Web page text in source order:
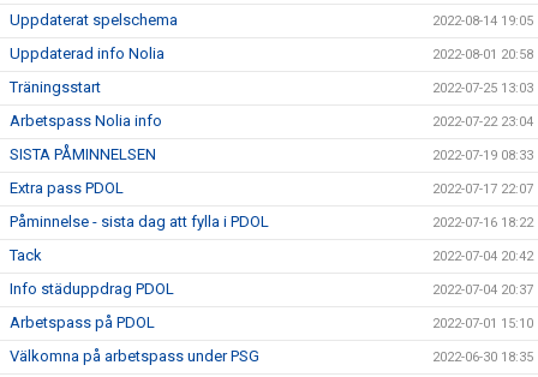
Uppdaterat spelschema 2022-08-14 19:05
Uppdaterad info Nolia 2022-08-01 20:58
Träningsstart 2022-07-25 13:03
Arbetspass Nolia info 2022-07-22 23:04
SISTA PÅMINNELSEN 2022-07-19 08:33
Extra pass PDOL 2022-07-17 22:07
Påminnelse - sista dag att fylla i PDOL 2022-07-16 18:22
Tack 2022-07-04 20:42
Info städuppdrag PDOL 2022-07-04 20:37
Arbetspass på PDOL 2022-07-01 15:10
Välkomna på arbetspass under PSG 2022-06-30 18:35